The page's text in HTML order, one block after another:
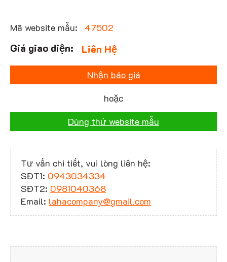
Mã website mẫu: 47502
Liên Hệ
Nhận báo giá
hoặc
Dùng thử website mẫu
Tư vấn chi tiết, vui lòng liên hệ:
SĐT1: 0943034334
SĐT2: 0981040368
Email: lahacompany@gmail.com